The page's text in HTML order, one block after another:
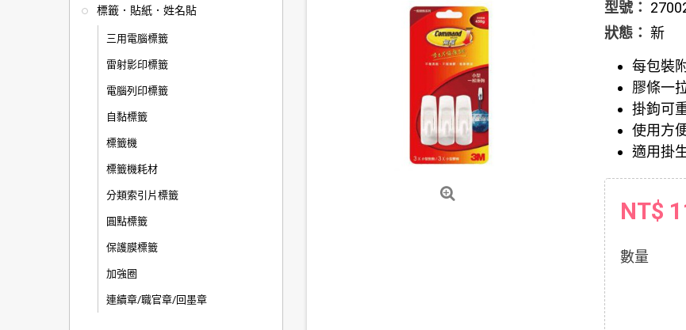
標籤．貼紙．姓名貼
三用電腦標籤
雷射影印標籤
電腦列印標籤
自黏標籤
標籤機
標籤機耗材
分類索引片標籤
圓點標籤
保護膜標籤
加強圈
連續章/職官章/回墨章
型號：
狀態： 新
每包裝
膠條一
掛鉤可
使用方
適用掛
NT$
數量